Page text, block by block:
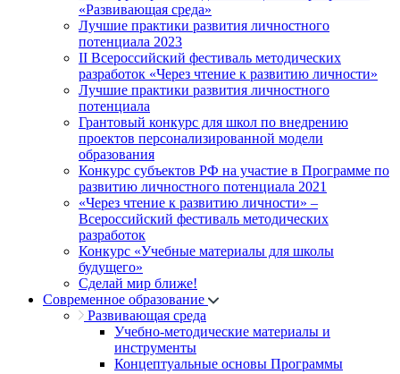
«Развивающая среда»
Лучшие практики развития личностного
потенциала 2023
II Всероссийский фестиваль методических
разработок «Через чтение к развитию личности»
Лучшие практики развития личностного
потенциала
Грантовый конкурс для школ по внедрению
проектов персонализированной модели
образования
Конкурс субъектов РФ на участие в Программе по
развитию личностного потенциала 2021
«Через чтение к развитию личности» –
Всероссийский фестиваль методических
разработок
Конкурс «Учебные материалы для школы
будущего»
Сделай мир ближе!
Современное образование
Развивающая среда
Учебно-методические материалы и
инструменты
Концептуальные основы Программы